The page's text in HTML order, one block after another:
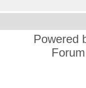
Powered